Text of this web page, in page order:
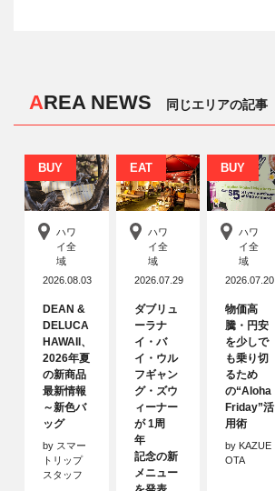
AREA NEWS 同じエリアの記事
BUY
ハワ
イ全
域
2026.08.03
DEAN &
DELUCA
HAWAII、
2026年夏
の新商品
最新情報
～新色バ
ッグ
by スマー
トリップ
スタッフ
EAT
ハワ
イ全
域
2026.07.29
ダブリュ
ーラナ
イ・バ
イ・ウル
フギャン
グ・ズウ
ィーナー
が 1周
年
記念の新
メニュー
BUY
ハワ
イ全
域
2026.07.20
物価高
騰・円安
を少しで
も乗り切
るため
の“Aloha
Friday”活
用術
by KAZUE
OTA